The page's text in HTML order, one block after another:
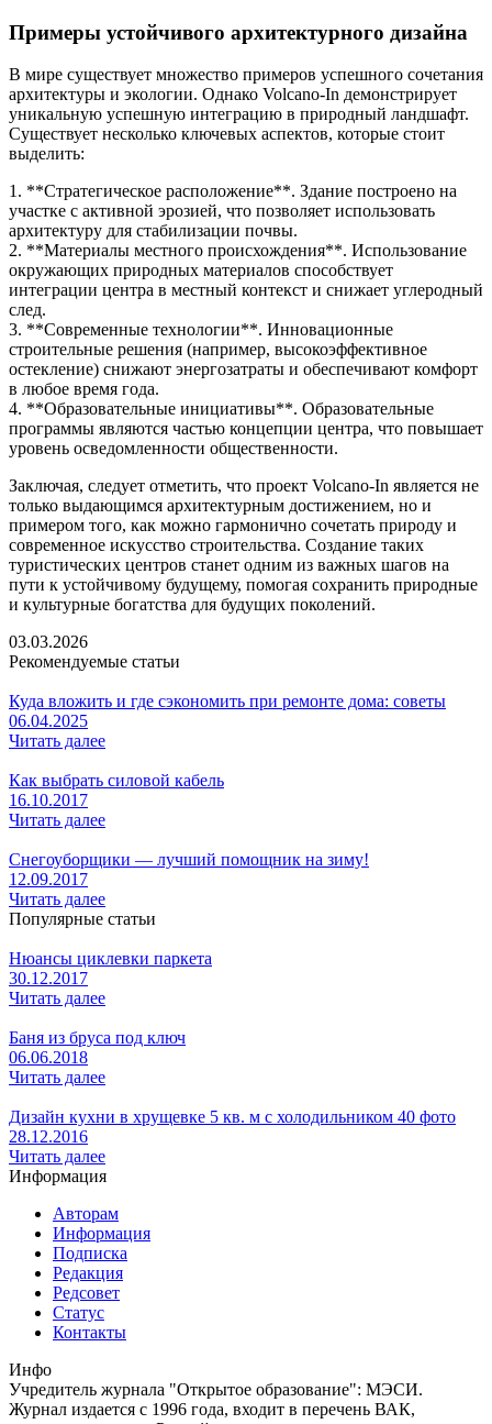
Примеры устойчивого архитектурного дизайна
В мире существует множество примеров успешного сочетания
архитектуры и экологии. Однако Volcano-In демонстрирует
уникальную успешную интеграцию в природный ландшафт.
Существует несколько ключевых аспектов, которые стоит
выделить:
1. **Стратегическое расположение**. Здание построено на
участке с активной эрозией, что позволяет использовать
архитектуру для стабилизации почвы.
2. **Материалы местного происхождения**. Использование
окружающих природных материалов способствует
интеграции центра в местный контекст и снижает углеродный
след.
3. **Современные технологии**. Инновационные
строительные решения (например, высокоэффективное
остекление) снижают энергозатраты и обеспечивают комфорт
в любое время года.
4. **Образовательные инициативы**. Образовательные
программы являются частью концепции центра, что повышает
уровень осведомленности общественности.
Заключая, следует отметить, что проект Volcano-In является не
только выдающимся архитектурным достижением, но и
примером того, как можно гармонично сочетать природу и
современное искусство строительства. Создание таких
туристических центров станет одним из важных шагов на
пути к устойчивому будущему, помогая сохранить природные
и культурные богатства для будущих поколений.
03.03.2026
Рекомендуемые статьи
Куда вложить и где сэкономить при ремонте дома: советы
06.04.2025
Читать далее
Как выбрать силовой кабель
16.10.2017
Читать далее
Снегоуборщики — лучший помощник на зиму!
12.09.2017
Читать далее
Популярные статьи
Нюансы циклевки паркета
30.12.2017
Читать далее
Баня из бруса под ключ
06.06.2018
Читать далее
Дизайн кухни в хрущевке 5 кв. м с холодильником 40 фото
28.12.2016
Читать далее
Информация
Авторам
Информация
Подписка
Редакция
Редсовет
Статус
Контакты
Инфо
Учредитель журнала "Открытое образование": МЭСИ.
Журнал издается с 1996 года, входит в перечень ВАК,